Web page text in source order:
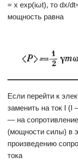
= x exp(iωt), то dx/
мощность равна
Если перейти к
заменить на ток I (I
— на сопротивление
(мощности силы) в
произведению
тока